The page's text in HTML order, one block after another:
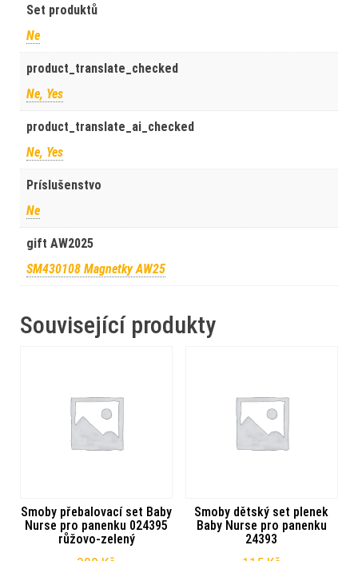
Set produktů
Ne
product_translate_checked
Ne, Yes
product_translate_ai_checked
Ne, Yes
Príslušenstvo
Ne
gift AW2025
SM430108 Magnetky AW25
Související produkty
Smoby přebalovací set Baby
Nurse pro panenku 024395
růžovo-zelený
Smoby dětský set plenek
Baby Nurse pro panenku
24393